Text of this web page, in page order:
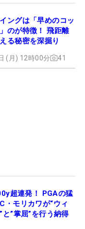
ングは「早めのコッ
のが特徴！ 飛距離
る秘密を深掘り
(月) 12時00分 41
超連発！ PGAの猛
・モリカワが“ウィ
と”掌屈”を行う納得